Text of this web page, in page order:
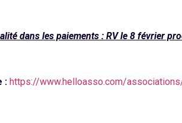
dans les paiements : RV le 8 février
: https://www.helloasso.com/